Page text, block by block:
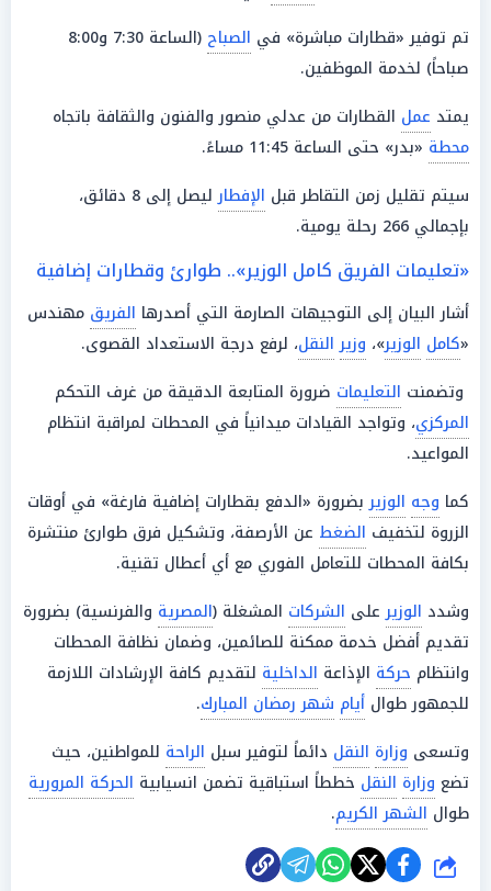
تم توفير «قطارات مباشرة» في الصباح
(الساعة 7:30 و8:00
صباحاً) لخدمة الموظفين.
يمتد عمل القطارات من عدلي منصور والفنون والثقافة باتجاه
محطة «بدر» حتى الساعة 11:45 مساءً.
سيتم تقليل زمن التقاطر قبل الإفطار
ليصل إلى 8 دقائق،
بإجمالي 266 رحلة يومية.
«تعليمات الفريق كامل الوزير».. طوارئ وقطارات إضافية
أشار البيان إلى التوجيهات الصارمة التي أصدرها الفريق مهندس
«كامل الوزير»، وزير النقل، لرفع درجة الاستعداد القصوى.
وتضمنت التعليمات ضرورة المتابعة الدقيقة من غرف التحكم
المركزي، وتواجد القيادات ميدانياً في المحطات لمراقبة انتظام
المواعيد.
كما وجه الوزيربضرورة «الدفع بقطارات إضافية فارغة» في أوقات
الزروة لتخفيف الضغط عن الأرصفة، وتشكيل فرق طوارئ منتشرة
بكافة المحطات للتعامل الفوري مع أي أعطال تقنية.
وشدد الوزيرعلى الشركات المشغلة (المصرية والفرنسية) بضرورة
تقديم أفضل خدمة ممكنة للصائمين، وضمان نظافة المحطات
وانتظام حركة الإذاعة الداخلية لتقديم كافة الإرشادات اللازمة
للجمهور طوال أيام شهر رمضان المبارك.
وتسعى وزارة النقل دائماً لتوفير سبل الراحة للمواطنين، حيث
تضع وزارة النقل خططاً استباقية تضمن انسيابية الحركة المرورية
طوال الشهر الكريم.
شارك